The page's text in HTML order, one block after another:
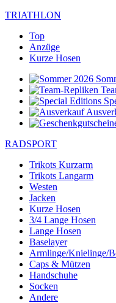
TRIATHLON
Top
Anzüge
Kurze Hosen
RADSPORT
Trikots Kurzarm
Trikots Langarm
Westen
Jacken
Kurze Hosen
3/4 Lange Hosen
Lange Hosen
Baselayer
Armlinge/Knielinge/
Caps & Mützen
Handschuhe
Socken
Andere